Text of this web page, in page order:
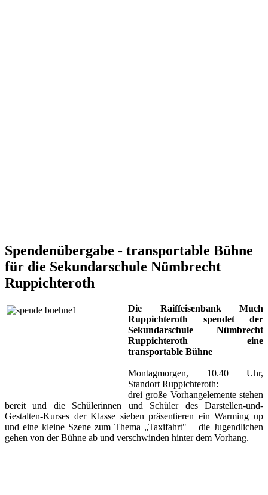
Spendenübergabe - transportable Bühne
für die Sekundarschule Nümbrecht
Ruppichteroth
Die Raiffeisenbank Much
Ruppichteroth spendet der
Sekundarschule Nümbrecht
Ruppichteroth eine
transportable Bühne
Montagmorgen, 10.40 Uhr,
Standort Ruppichteroth:
drei große Vorhangelemente stehen
bereit und die Schülerinnen und Schüler des Darstellen-und-
Gestalten-Kurses der Klasse sieben präsentieren ein Warming up
und eine kleine Szene zum Thema „Taxifahrt" ‒ die Jugendlichen
gehen von der Bühne ab und verschwinden hinter dem Vorhang.